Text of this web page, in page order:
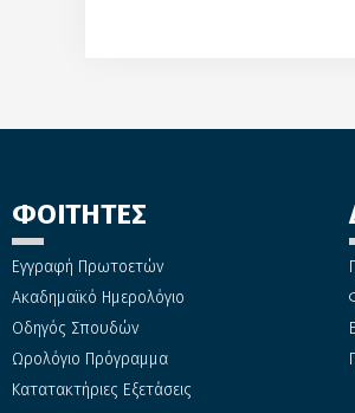
ΦΟΙΤΗΤΕΣ
Εγγραφή Πρωτοετών
Ακαδημαϊκό Ημερολόγιο
Οδηγός Σπουδών
Ωρολόγιο Πρόγραμμα
Κατατακτήριες Εξετάσεις